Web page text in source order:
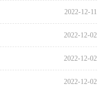
2022-12-11
2022-12-02
2022-12-02
2022-12-02